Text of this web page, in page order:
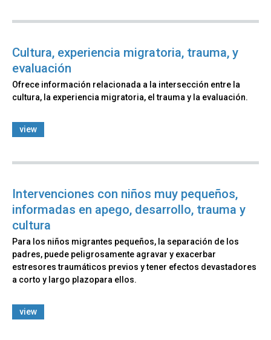
Cultura, experiencia migratoria, trauma, y
evaluación
Ofrece información relacionada a la intersección entre la
cultura, la experiencia migratoria, el trauma y la evaluación.
view
Intervenciones con niños muy pequeños,
informadas en apego, desarrollo, trauma y
cultura
Para los niños migrantes pequeños, la separación de los
padres, puede peligrosamente agravar y exacerbar
estresores traumáticos previos y tener efectos devastadores
a corto y largo plazopara ellos.
view